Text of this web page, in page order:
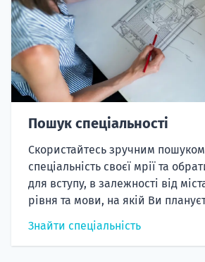
Пошук спеціальності
Скористайтесь зручним
спеціальність своєї мрії та
для вступу, в залежності від
рівня та мови, на якій Ви
Знайти спеціальність